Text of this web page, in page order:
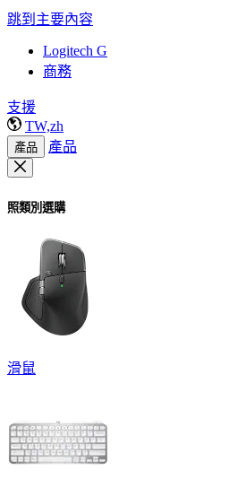
跳到主要內容
Logitech G
商務
支援
TW,zh
產品 產品
照類別選購
滑鼠